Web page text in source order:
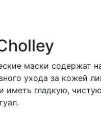
маски содержат
ухода за кожей
иметь гладкую,